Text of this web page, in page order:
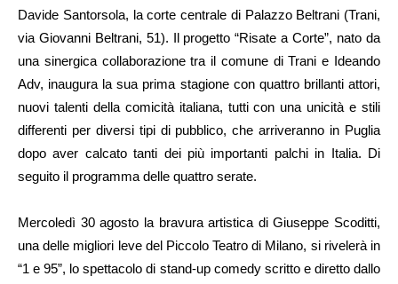
Davide Santorsola, la corte centrale di Palazzo Beltrani (Trani,
via Giovanni Beltrani, 51). Il progetto “Risate a Corte”, nato da
una sinergica collaborazione tra il comune di Trani e Ideando
Adv, inaugura la sua prima stagione con quattro brillanti attori,
nuovi talenti della comicità italiana, tutti con una unicità e stili
differenti per diversi tipi di pubblico, che arriveranno in Puglia
dopo aver calcato tanti dei più importanti palchi in Italia. Di
seguito il programma delle quattro serate.
Mercoledì 30 agosto la bravura artistica di Giuseppe Scoditti,
una delle migliori leve del Piccolo Teatro di Milano, si rivelerà in
“1 e 95”, lo spettacolo di stand-up comedy scritto e diretto dallo